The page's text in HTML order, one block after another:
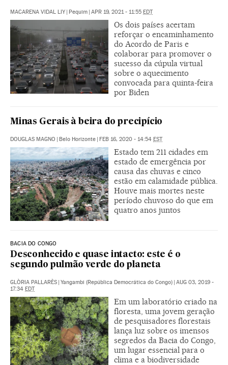
MACARENA VIDAL LIY | Pequim | APR 19, 2021 - 11:55 EDT
Os dois países acertam
reforçar o encaminhamento
do Acordo de Paris e
colaborar para promover o
sucesso da cúpula virtual
sobre o aquecimento
convocada para quinta-feira
por Biden
Minas Gerais à beira do precipício
DOUGLAS MAGNO | Belo Horizonte | FEB 16, 2020 - 14:54 EST
Estado tem 211 cidades em
estado de emergência por
causa das chuvas e cinco
estão em calamidade pública.
Houve mais mortes neste
período chuvoso do que em
quatro anos juntos
BACIA DO CONGO
Desconhecido e quase intacto: este é o
segundo pulmão verde do planeta
GLÒRIA PALLARÈS | Yangambi (República Democrática do Congo) | AUG 03, 2019 -
17:34 EDT
Em um laboratório criado na
floresta, uma jovem geração
de pesquisadores florestais
lança luz sobre os imensos
segredos da Bacia do Congo,
um lugar essencial para o
clima e a biodiversidade